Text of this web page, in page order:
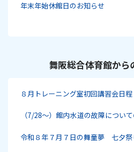
年末年始休館日のお知らせ
舞阪総合体育館から
８月トレーニング室初回講習会日程
（7/28～）館内水道の故障につい
令和８年７月７日の舞童夢 七夕祭